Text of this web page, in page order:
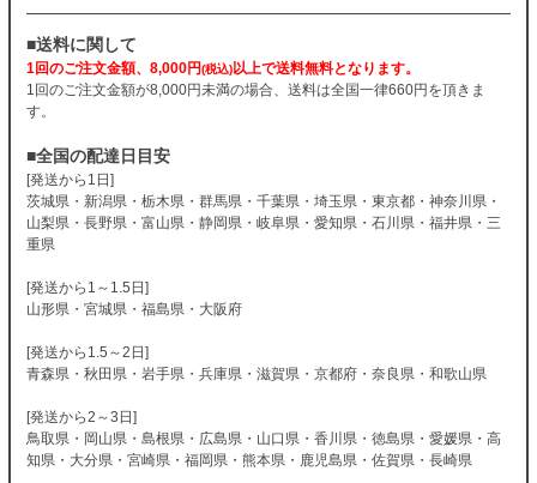
■送料に関して
1回のご注文金額、8,000円(税込)以上で送料無料となります。
1回のご注文金額が8,000円未満の場合、送料は全国一律660円を頂きま
す。
■全国の配達日目安
[発送から1日]
茨城県・新潟県・栃木県・群馬県・千葉県・埼玉県・東京都・神奈川県・
山梨県・長野県・富山県・静岡県・岐阜県・愛知県・石川県・福井県・三
重県
[発送から1～1.5日]
山形県・宮城県・福島県・大阪府
[発送から1.5～2日]
青森県・秋田県・岩手県・兵庫県・滋賀県・京都府・奈良県・和歌山県
[発送から2～3日]
鳥取県・岡山県・島根県・広島県・山口県・香川県・徳島県・愛媛県・高
知県・大分県・宮崎県・福岡県・熊本県・鹿児島県・佐賀県・長崎県